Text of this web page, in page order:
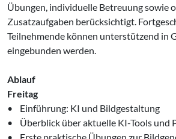
Übungen, individuelle Betreuung sowie
Zusatzaufgaben berücksichtigt.
Teilnehmende können unterstützend in
eingebunden werden.
Ablauf
Freitag
• Einführung: KI und Bildgestaltung
• Überblick über aktuelle KI-Tools und
• Erste praktische Übungen zur